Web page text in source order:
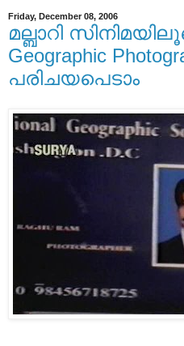
Friday, December 08, 2006
മല്ബാറി
Geographic
പരിചയപെടാം